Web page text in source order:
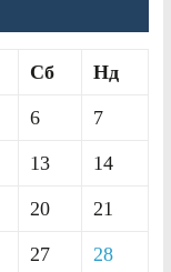
Сб Нд
6 7
13 14
20 21
27 28